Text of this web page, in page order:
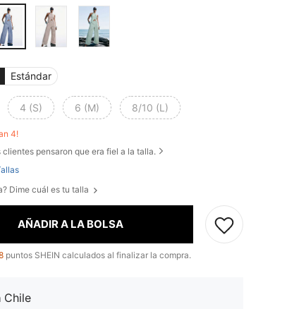
Estándar
4 (S) 6 (M) 8/10 (L)
4!
clientes pensaron que era fiel a la talla.
Dime cuál es tu talla
AÑADIR A LA BOLSA
puntos SHEIN calculados al finalizar la compra.
Chile